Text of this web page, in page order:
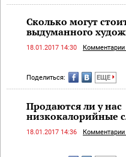
Сколько могут
выдуманного
18.01.2017 14:30 Комментарии
Поделиться: ЕЩЕ
Продаются ли у нас
низкокалорийные
18.01.2017 14:36 Комментарии